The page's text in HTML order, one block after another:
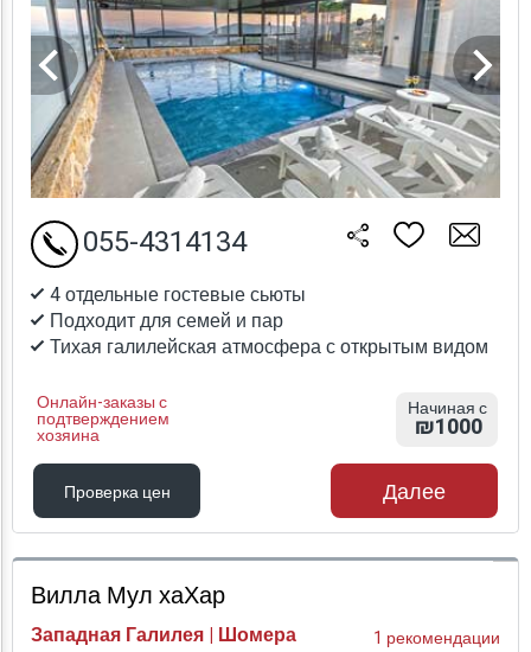
4 отдельные гостевые сьюты
Подходит для семей и пар
Тихая галилейская атмосфера с открытым видом
Онлайн-заказы с
подтверждением
хозяина
055-4314134
Начиная с
₪1000
Проверка цен
Проверка цен
Далее
Вилла Мул хаХар
Западная Галилея | Шомера 1 рекомендации